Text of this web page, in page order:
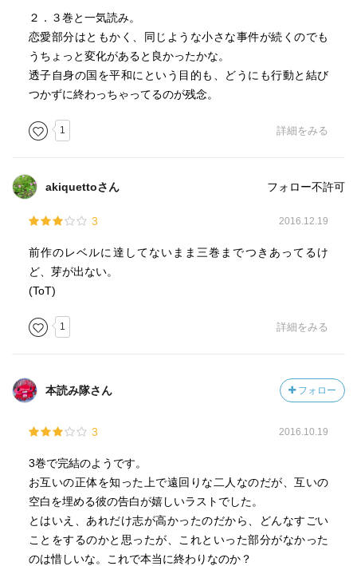
２．３巻と一気読み。
恋愛部分はともかく、同じような小さな事件が続くのでも
うちょっと変化があると良かったかな。
透子自身の国を平和にという目的も、どうにも行動と結び
つかずに終わっちゃってるのが残念。
1 詳細をみる
akiquettoさん フォロー不許可
3 2016.12.19
前作のレベルに達してないまま三巻までつきあってるけ
ど、芽が出ない。
(ToT)
1 詳細をみる
本読み隊さん フォロー
3 2016.10.19
3巻で完結のようです。
お互いの正体を知った上で遠回りな二人なのだが、互いの
空白を埋める彼の告白が嬉しいラストでした。
とはいえ、あれだけ志が高かったのだから、どんなすごい
ことをするのかと思ったが、これといった部分がなかった
のは惜しいな。これで本当に終わりなのか？